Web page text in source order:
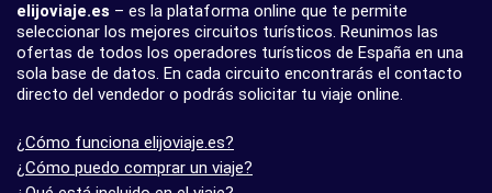
elijoviaje.es – es la plataforma online que te permite
seleccionar los mejores circuitos turísticos. Reunimos las
ofertas de todos los operadores turísticos de España en una
sola base de datos. En cada circuito encontrarás el contacto
directo del vendedor o podrás solicitar tu viaje online.
¿Cómo funciona elijoviaje.es?
¿Cómo puedo comprar un viaje?